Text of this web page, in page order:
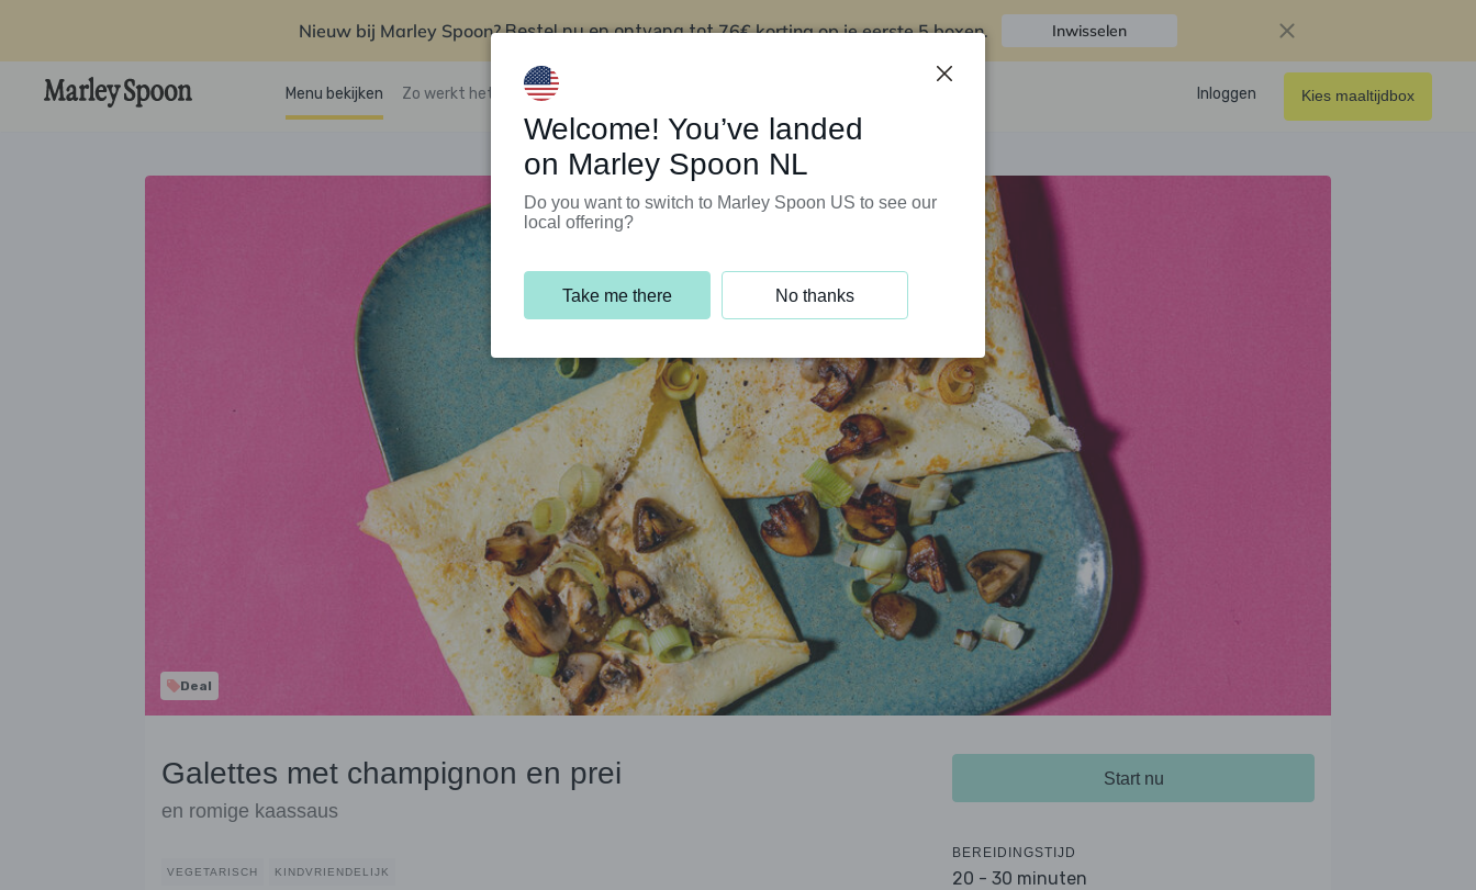
Nieuw bij Marley Spoon?Bestel nu en ontvang tot76€ korting op je eerste 5 boxen. Inwisselen
Menu bekijken Zo werkt het Klantenservice Inloggen Kies maaltijdbox
Deal
Galettes met champignon en prei
en romige kaassaus
VEGETARISCH KINDVRIENDELIJK
Start nu
BEREIDINGSTIJD
20 - 30 minuten
Welcome! You’ve landed
on Marley Spoon NL
Do you want to switch to Marley Spoon US to see our
local offering?
Take me there No thanks